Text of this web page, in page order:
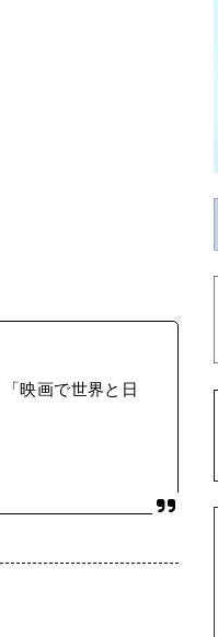
映画で世界と日